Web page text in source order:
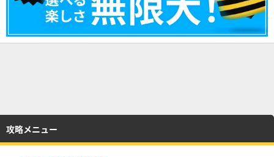
攻略メニュー